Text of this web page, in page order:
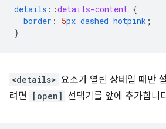
details ::details-content {
border : 5px dashed hotpink ;
}
<details> 요소가 열린 상태일 때만
려면
[open] 선택기를 앞에 추가합니